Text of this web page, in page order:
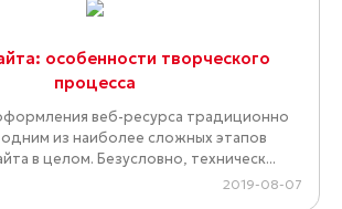
особенности творческого
процесса
веб-ресурса традиционно
одним из наиболее сложных этапов
в целом. Безусловно, техническ...
2019-08-07